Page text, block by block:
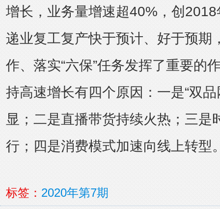
增长，业务量增速超40%，创
递业复工复产快于预计、好于预期
作、落实“六保”任务发挥了重要的
持高速增长有四个原因：一是“双
显；二是直播带货持续火热；三是
行；四是消费模式加速向线上转型
标签： 2020年第7期